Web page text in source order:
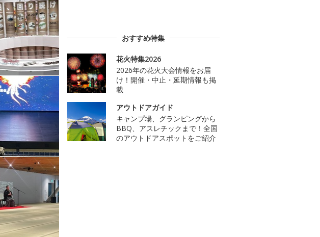
おすすめ特集
花火特集2026
2026年の花火大会情報をお届
け！開催・中止・延期情報も掲
載
アウトドアガイド
キャンプ場、グランピングから
BBQ、アスレチックまで！全国
のアウトドアスポットをご紹介